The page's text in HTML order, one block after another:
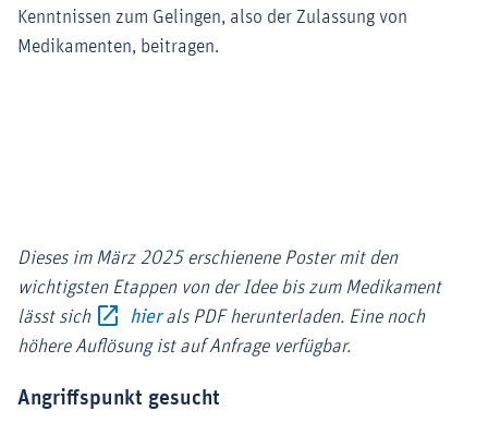
Kenntnissen zum Gelingen, also der Zulassung von
Medikamenten, beitragen.
Dieses im März 2025 erschienene Poster mit den
wichtigsten Etappen von der Idee bis zum Medikament
lässt sich
hierExterner-Link (Öffnet im neuen Fenster)
als PDF herunterladen. Eine noch
höhere Auflösung ist auf Anfrage verfügbar.
Angriffspunkt gesucht